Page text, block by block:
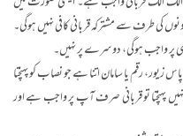
کی طرف سے مشترکہ قربانی کافی نہیں ہوگی۔
واجب ہوگی، دوسرے پر نہیں۔
زیور، رقم یا سامان اتنا ہے جو نصاب کو پہنچتا
پہنچتا تو قربانی صرف آپ پر واجب ہے اور